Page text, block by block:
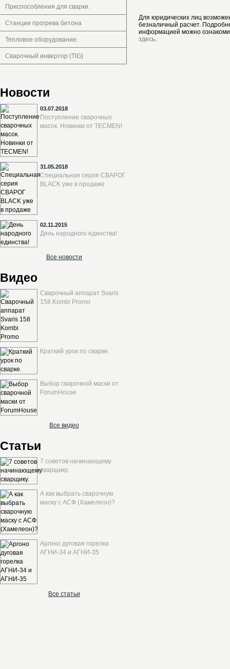
Приспособления для сварки.
Станции прогрева бетона
Тепловое оборудование.
Сварочный инвертор (TIG)
Новости
03.07.2018
Поступление сварочных
масок. Новинки от TECMEN!
31.05.2018
Специальная серия СВАРОГ
BLACK уже в продаже
02.11.2015
День народного единства!
Все новости
Видео
Сварочный аппарат Svaris
158 Kombi Promo
Краткий урок по сварке.
Выбор сварочной маски от
ForumHouse
Все видео
Статьи
7 советов начинающему
сварщику.
А как выбрать сварочную
маску с АСФ (Хамелеон)?
Аргоно дуговая горелка
АГНИ-34 и АГНИ-35
Все статьи
Для юридических лиц
безналичный расчет.
информацией можно
здесь.